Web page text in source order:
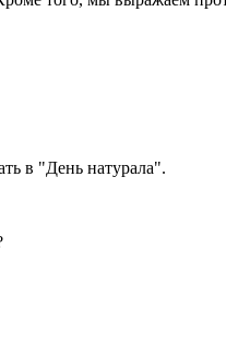
в "День натурала".